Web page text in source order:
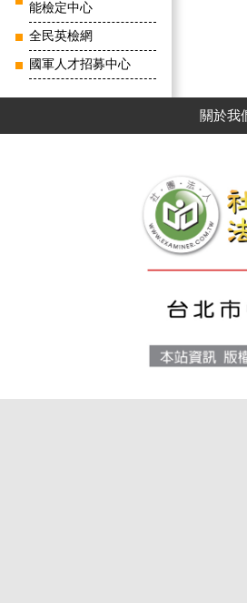
能檢定中心
全民英檢網
國軍人才招募中心
關於我